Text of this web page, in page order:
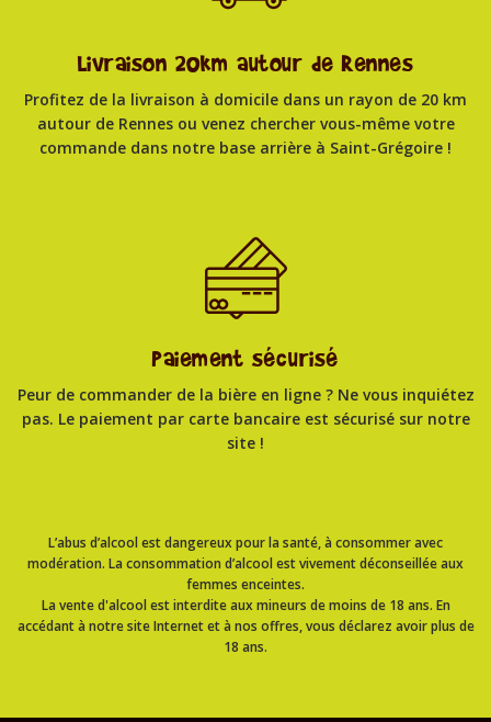
Livraison 20km autour de Rennes
Profitez de la livraison à domicile dans un rayon de 20 km
autour de Rennes ou venez chercher vous-même votre
commande dans notre base arrière à Saint-Grégoire !
Paiement sécurisé
Peur de commander de la bière en ligne ? Ne vous inquiétez
pas. Le paiement par carte bancaire est sécurisé sur notre
site !
L’abus d’alcool est dangereux pour la santé, à consommer avec
modération. La consommation d’alcool est vivement déconseillée aux
femmes enceintes.
La vente d'alcool est interdite aux mineurs de moins de 18 ans. En
accédant à notre site Internet et à nos offres, vous déclarez avoir plus de
18 ans.